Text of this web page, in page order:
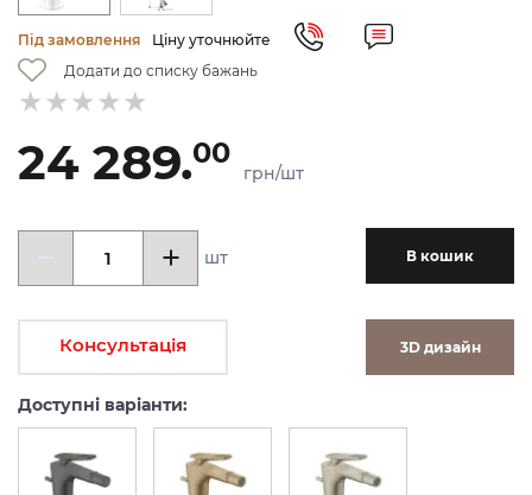
Під замовлення
Ціну уточнюйте
Додати до списку бажань
24 289.00
грн/шт
шт В кошик
Консультація 3D дизайн
Доступні варіанти: